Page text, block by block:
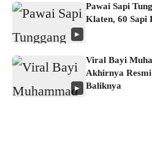
▶
Pawai Sapi
Klaten, 60 Sapi
▶
Viral Bayi
Akhirnya
Baliknya